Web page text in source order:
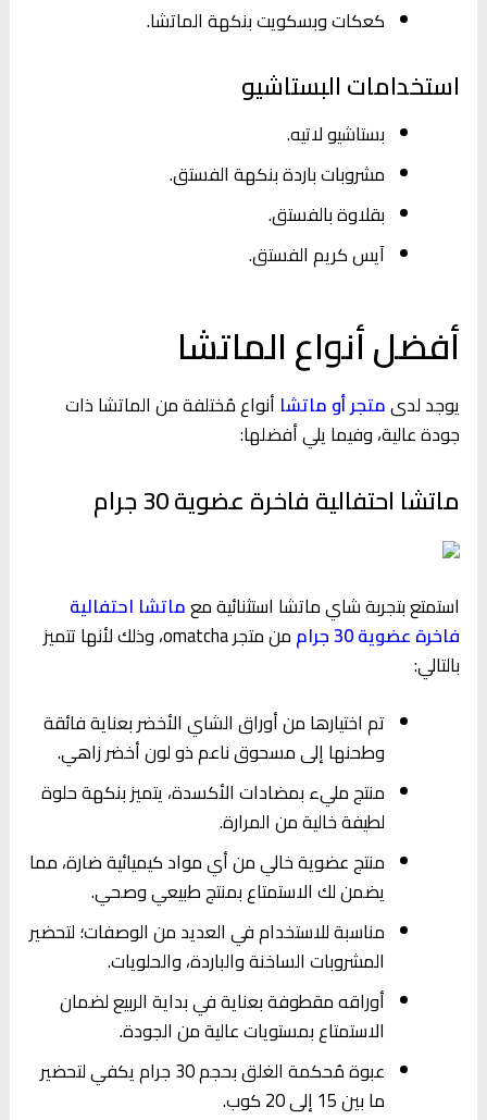
كعكات وبسكويت بنكهة الماتشا.
استخدامات البستاشيو
بستاشيو لاتيه.
مشروبات باردة بنكهة الفستق.
بقلاوة بالفستق.
آيس كريم الفستق.
أفضل أنواع الماتشا
يوجد لدىمتجر أو ماتشا أنواع مُختلفة من الماتشا ذات
جودة عالية، وفيما يلي أفضلها:
ماتشا احتفالية فاخرة عضوية 30 جرام
استمتع بتجربة شاي ماتشا استثنائية معماتشا احتفالية
فاخرة عضوية 30 جرام
من متجر omatcha، وذلك لأنها تتميز
بالتالي:
تم اختيارها من أوراق الشاي الأخضر بعناية فائقة
وطحنها إلى مسحوق ناعم ذو لون أخضر زاهي.
منتج مليء بمضادات الأكسدة، يتميز بنكهة حلوة
لطيفة خالية من المرارة.
منتج عضوية خالي من أي مواد كيميائية ضارة، مما
يضمن لك الاستمتاع بمنتج طبيعي وصحي.
مناسبة للاستخدام في العديد من الوصفات؛ لتحضير
المشروبات الساخنة والباردة، والحلويات.
أوراقه مقطوفة بعناية في بداية الربيع لضمان
الاستمتاع بمستويات عالية من الجودة.
عبوة مُحكمة الغلق بحجم 30 جرام يكفي لتحضير
ما بين 15 إلى 20 كوب.